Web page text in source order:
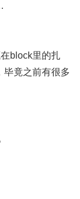
block里的扎
毕竟之前有很多